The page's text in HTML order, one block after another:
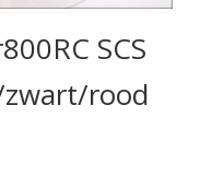
SCS
zwart/rood